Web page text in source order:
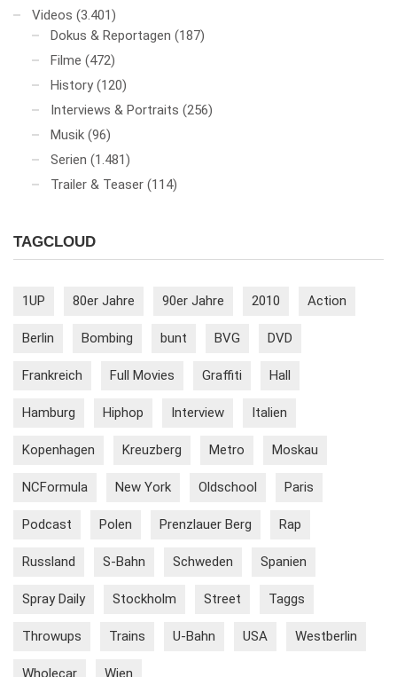
Videos (3.401)
Dokus & Reportagen (187)
Filme (472)
History (120)
Interviews & Portraits (256)
Musik (96)
Serien (1.481)
Trailer & Teaser (114)
TAGCLOUD
1UP 80er Jahre 90er Jahre 2010 Action
Berlin Bombing bunt BVG DVD
Frankreich Full Movies Graffiti Hall
Hamburg Hiphop Interview Italien
Kopenhagen Kreuzberg Metro Moskau
NCFormula New York Oldschool Paris
Podcast Polen Prenzlauer Berg Rap
Russland S-Bahn Schweden Spanien
Spray Daily Stockholm Street Taggs
Throwups Trains U-Bahn USA Westberlin
Wholecar Wien